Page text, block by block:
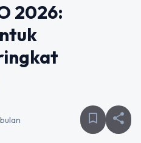
2026:
bookmark_border share